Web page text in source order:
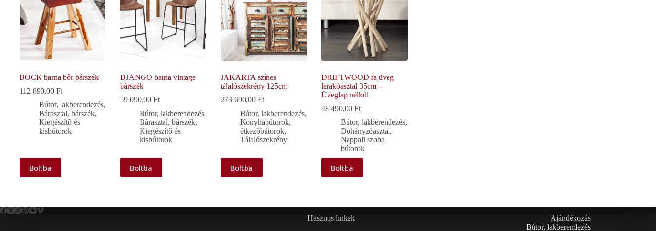
BOCK barna bőr bárszék
112 890,00 Ft
Bútor, lakberendezés,
Bárasztal, bárszék,
Kiegészítõ és
kisbútorok
Boltba
DJANGO barna vintage
bárszék
59 090,00Ft
Bútor, lakberendezés,
Bárasztal, bárszék,
Kiegészítõ és
kisbútorok
Boltba
JAKARTA színes
tálalószekrény 125cm
273 690,00Ft
Bútor, lakberendezés,
Konyhabútorok,
étkezõbútorok,
Tálalószekrény
Boltba
DRIFTWOOD fa üveg
lerakóasztal 35cm –
Üveglap nélkül
48 490,00Ft
Bútor, lakberendezés,
Dohányzóasztal,
Nappali szoba
bútorok
Boltba
Hasznos linkek
Ajándékozás
Bútor, lakberendezés